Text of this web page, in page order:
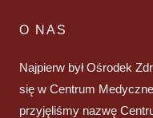
O NAS
Najpierw był Ośrodek
się w Centrum
przyjęliśmy nazwę